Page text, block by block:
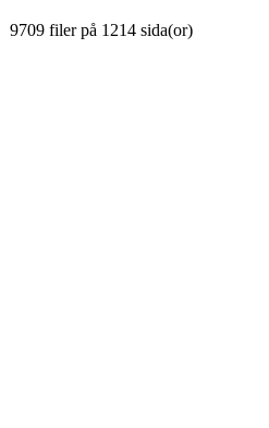
9709 filer på 1214 sida(or)